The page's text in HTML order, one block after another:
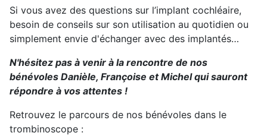
Si vous avez des questions sur l’implant cochléaire,
besoin de conseils sur son utilisation au quotidien ou
simplement envie d'échanger avec des implantés…
N'hésitez pas à venir à la rencontre de nos
bénévoles Danièle, Françoise et Michel qui sauront
répondre à vos attentes !
Retrouvez le parcours de nos bénévoles dans le
trombinoscope :